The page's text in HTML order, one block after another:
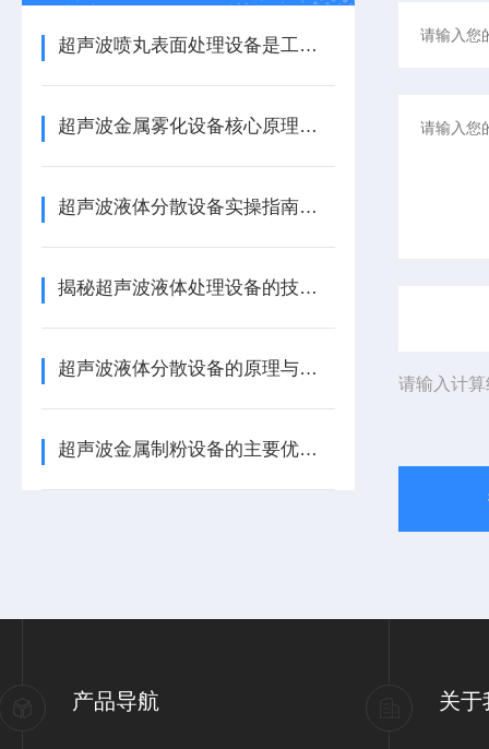
超声波喷丸表面处理设备是工艺与应用介绍
超声波金属雾化设备核心原理与应用场景
超声波液体分散设备实操指南：细节把控与工艺优化
揭秘超声波液体处理设备的技术奥秘
超声波液体分散设备的原理与应用解析
超声波金属制粉设备的主要优势体现在哪些方面
请输入计
产品导航 关于